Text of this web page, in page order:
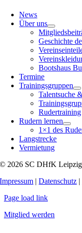
News
Über uns
Geschichte
Bootshaus
Termine
Trainingsgruppen
Talentsuche
Rudertraining
Rudern lernen
1×1 des
Langstrecke
Vermietung
© 2026 SC DHfK Leipzig
Impressum |Datenschutz |
Page load link
Mitglied werden